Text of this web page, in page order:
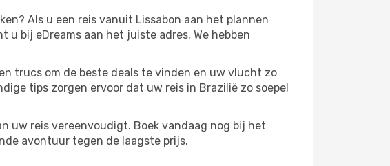
Als u een reis vanuit Lissabon aan het plannen
u bij eDreams aan het juiste adres. We hebben
trucs om de beste deals te vinden en uw vlucht zo
tips zorgen ervoor dat uw reis in Brazilië zo soepel
uw reis vereenvoudigt. Boek vandaag nog bij het
avontuur tegen de laagste prijs.